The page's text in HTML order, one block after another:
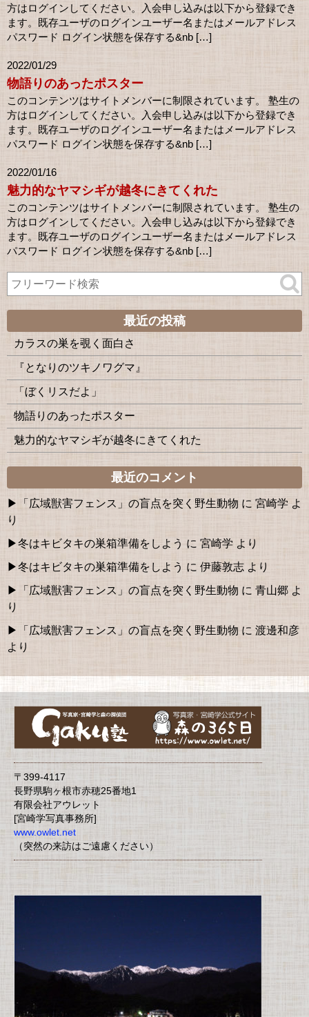
方はログインしてください。入会申し込みは以下から登録でき
ます。既存ユーザのログインユーザー名またはメールアドレス
パスワード ログイン状態を保存する&nb […]
2022/01/29
物語りのあったポスター
このコンテンツはサイトメンバーに制限されています。 塾生の
方はログインしてください。入会申し込みは以下から登録でき
ます。既存ユーザのログインユーザー名またはメールアドレス
パスワード ログイン状態を保存する&nb […]
2022/01/16
魅力的なヤマシギが越冬にきてくれた
このコンテンツはサイトメンバーに制限されています。 塾生の
方はログインしてください。入会申し込みは以下から登録でき
ます。既存ユーザのログインユーザー名またはメールアドレス
パスワード ログイン状態を保存する&nb […]
最近の投稿
カラスの巣を覗く面白さ
『となりのツキノワグマ』
「ぼくリスだよ」
物語りのあったポスター
魅力的なヤマシギが越冬にきてくれた
最近のコメント
「広域獣害フェンス」の盲点を突く野生動物 に 宮崎学 よ
り
冬はキビタキの巣箱準備をしよう に 宮崎学 より
冬はキビタキの巣箱準備をしよう に 伊藤敦志 より
「広域獣害フェンス」の盲点を突く野生動物 に 青山郷 よ
り
「広域獣害フェンス」の盲点を突く野生動物 に 渡邊和彦
より
〒399-4117
長野県駒ヶ根市赤穂25番地1
有限会社アウレット
[宮崎学写真事務所]
www.owlet.net
（突然の来訪はご遠慮ください）